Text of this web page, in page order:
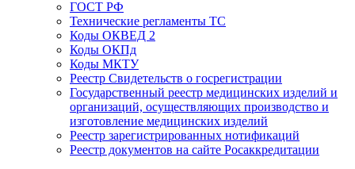
ГОСТ РФ
Технические регламенты ТС
Коды ОКВЕД 2
Коды ОКПд
Коды МКТУ
Реестр Свидетельств о госрегистрации
Государственный реестр медицинских изделий и
организаций, осуществляющих производство и
изготовление медицинских изделий
Реестр зарегистрированных нотификаций
Реестр документов на сайте Росаккредитации